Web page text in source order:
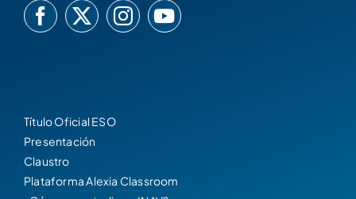
Título Oficial ESO
Presentación
Claustro
Plataforma Alexia Classroom